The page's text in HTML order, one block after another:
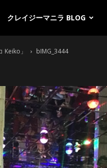
クレイジーマニラ BLOG
Keiko」 bIMG_3444